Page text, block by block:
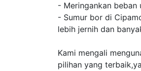
- Meringankan beban
- Sumur bor di
lebih jernih dan
Kami mengali
pilihan yang